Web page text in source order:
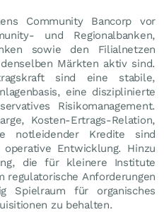
Community Bancorp vor
und Regionalbanken,
sowie den Filialnetzen
Märkten aktiv sind.
sind eine stabile,
eine disziplinierte
Risikomanagement.
Kosten-Ertrags-Relation,
notleidender Kredite sind
Entwicklung. Hinzu
die für kleinere Institute
regulatorische Anforderungen
Spielraum für organisches
zu behalten.